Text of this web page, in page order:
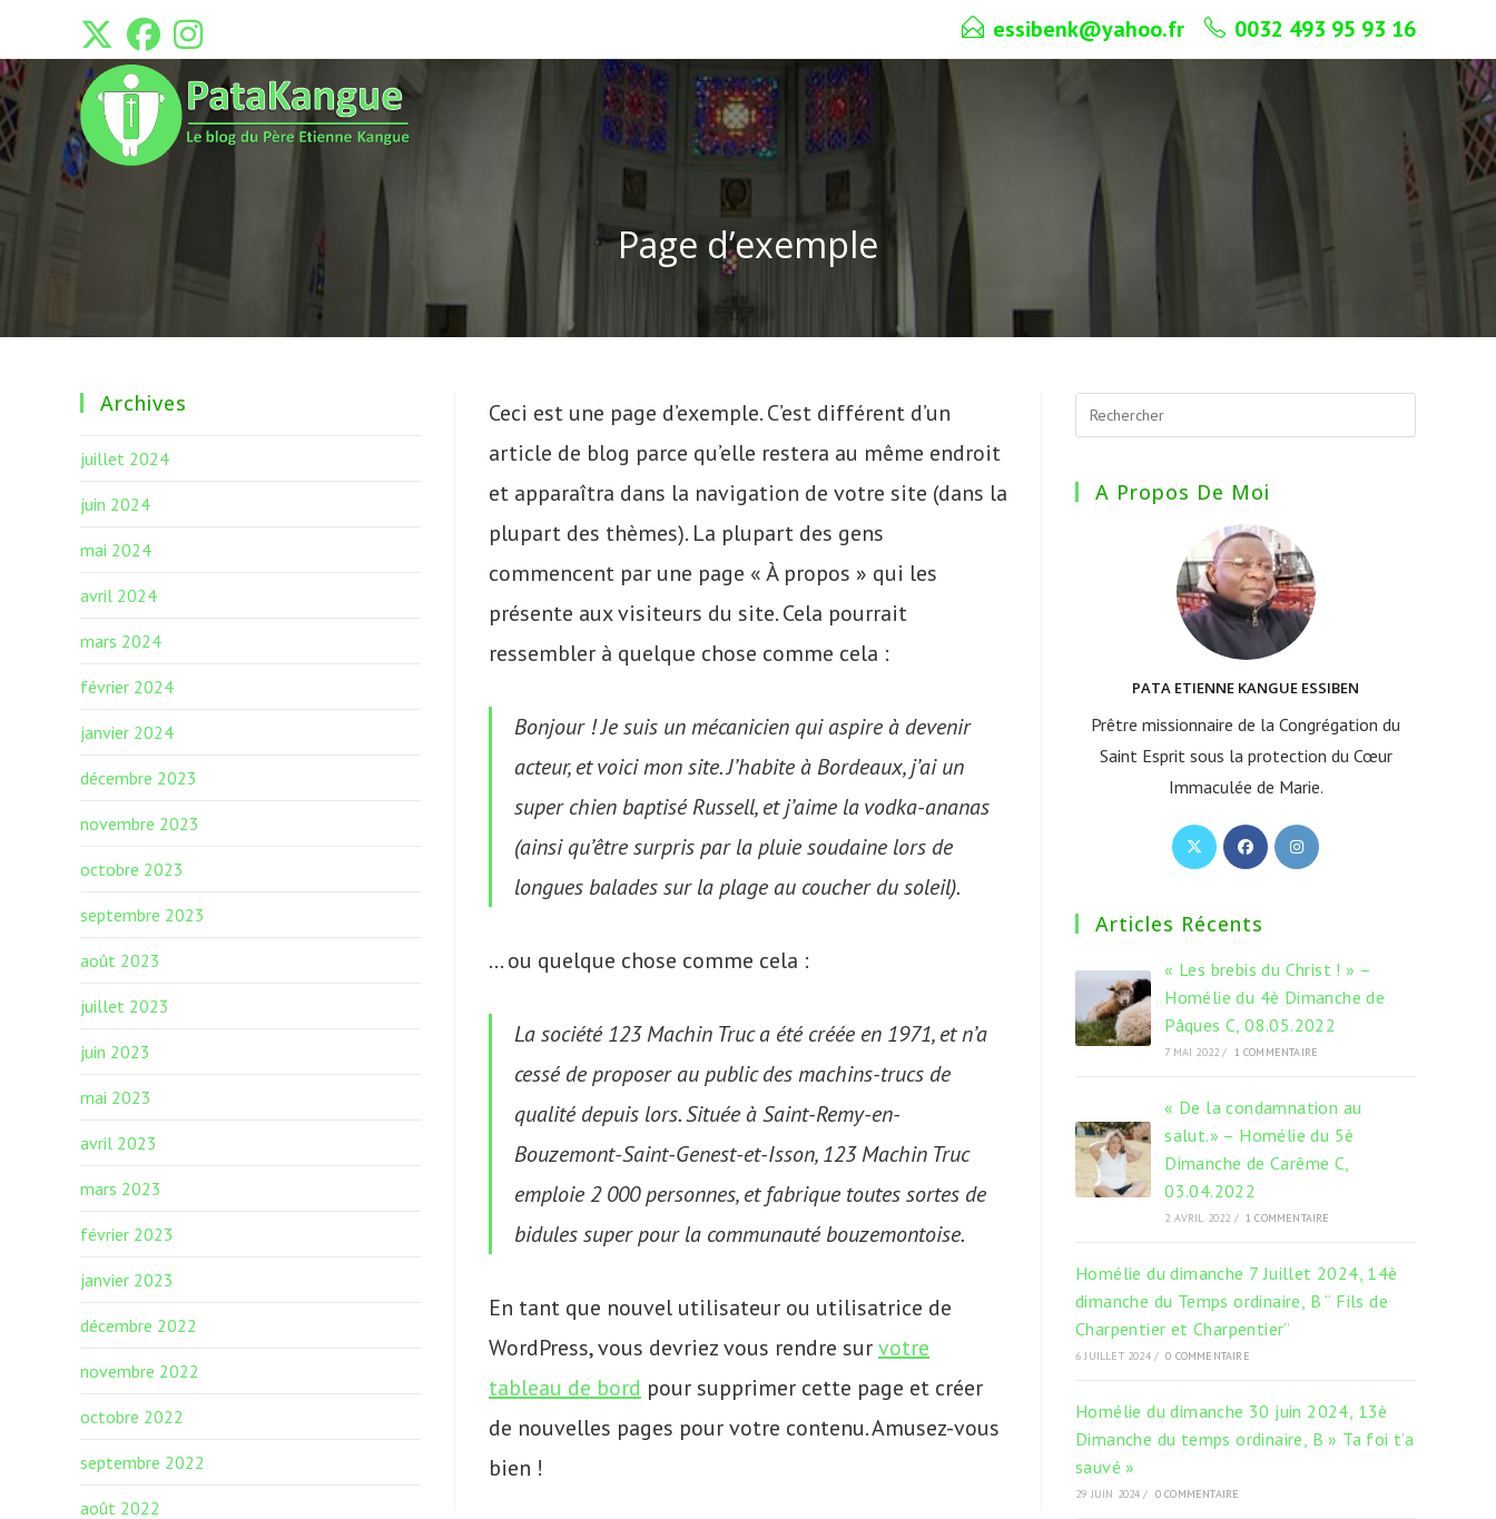
content
essibenk@yahoo.fr 0032 493 95 93 16
Page d’exemple
Ceci est une page d’exemple. C’est différent d’un
article de blog parce qu’elle restera au même endroit
et apparaîtra dans la navigation de votre site (dans la
plupart des thèmes). La plupart des gens
commencent par une page « À propos » qui les
présente aux visiteurs du site. Cela pourrait
ressembler à quelque chose comme cela :
Bonjour ! Je suis un mécanicien qui aspire à devenir
acteur, et voici mon site. J’habite à Bordeaux, j’ai un
super chien baptisé Russell, et j’aime la vodka-ananas
(ainsi qu’être surpris par la pluie soudaine lors de
longues balades sur la plage au coucher du soleil).
… ou quelque chose comme cela :
La société 123 Machin Truc a été créée en 1971, et n’a
cessé de proposer au public des machins-trucs de
qualité depuis lors. Située à Saint-Remy-en-
Bouzemont-Saint-Genest-et-Isson, 123 Machin Truc
emploie 2 000 personnes, et fabrique toutes sortes de
bidules super pour la communauté bouzemontoise.
En tant que nouvel utilisateur ou utilisatrice de
WordPress, vous devriez vous rendre survotre
tableau de bord pour supprimer cette page et créer
de nouvelles pages pour votre contenu. Amusez-vous
bien !
Archives
juillet 2024
juin 2024
mai 2024
avril 2024
mars 2024
février 2024
janvier 2024
décembre 2023
novembre 2023
octobre 2023
septembre 2023
août 2023
juillet 2023
juin 2023
mai 2023
avril 2023
mars 2023
février 2023
janvier 2023
décembre 2022
novembre 2022
octobre 2022
septembre 2022
août 2022
A Propos De Moi
PATA ETIENNE KANGUE ESSIBEN
Prêtre missionnaire de la Congrégation du
Saint Esprit sous la protection du Cœur
Immaculée de Marie.
S’ouvre
dans
nouvel
S’ouvre
dans
S’ouvre
Articles Récents
« Les brebis du Christ ! » –
Homélie du 4è Dimanche de
Pâques C, 08.05.2022
7 MAI 2022 / 1 COMMENTAIRE
« De la condamnation au
salut.» – Homélie du 5è
Dimanche de Carême C,
03.04.2022
2 AVRIL 2022 / 1 COMMENTAIRE
Homélie du dimanche 7 Juillet 2024, 14è
dimanche du Temps ordinaire, B “ Fils de
Charpentier et Charpentier”
6 JUILLET 2024 / 0 COMMENTAIRE
Homélie du dimanche 30 juin 2024, 13è
Dimanche du temps ordinaire, B » Ta foi t’a
sauvé »
29 JUIN 2024 / 0 COMMENTAIRE